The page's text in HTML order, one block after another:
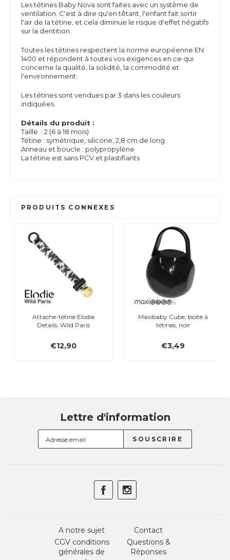
Les tétines Baby Nova sont faites avec un système de
ventilation. C'est à dire qu'en têtant, l'enfant fait sortir
l'air de la tétine, et cela diminue le risque d'effet négatifs
sur la dentition.
Toutes les tétines respectent la norme européenne EN
1400 et répondent à toutes vos exigences en ce qui
concerne la qualité, la solidité, la commodité et
l'environnement.
Les tétines sont vendues par 3 dans les couleurs
indiquées.
Détails du produit :
Taille : 2 (6 à 18 mois)
Tétine : symétrique, silicone, 2,8 cm de long
Anneau et boucle : polypropylène
La tétine est sans PCV et plastifiants
PRODUITS CONNEXES
Attache-tétine Elodie
Details, Wild Paris
€12,90
Maxibaby Cube, boite à
tétines, noir
€3,49
Lettre d'information
A notre sujet
CGV conditions
générales de
Contact
Questions &
Réponses